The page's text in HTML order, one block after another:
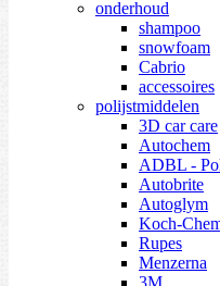
onderhoud
shampoo
snowfoam
Cabrio
accessoires
polijstmiddelen
3D car care
Autochem
ADBL -
Autobrite
Autoglym
Koch-
Rupes
Menzerna